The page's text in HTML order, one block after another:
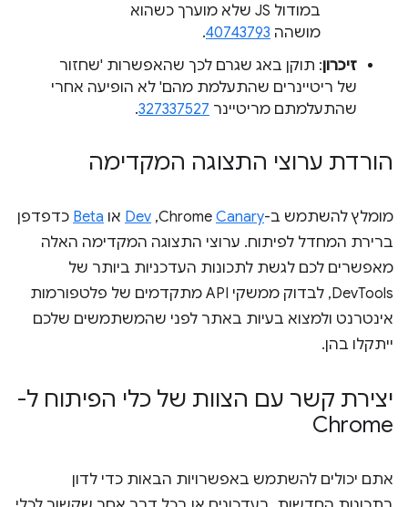
במודול JS שלא מוערך כשהוא
מושהה 40743793
.
זיכרון: תוקן באג שגרם לכך שהאפשרות 'שחזור
של ריטיינרים שהתעלמת מהם' לא הופיעה אחרי
שהתעלמתם מריטיינר 327337527
.
הורדת ערוצי התצוגה המקדימה
מומלץ להשתמש ב-ChromeCanary
,‏
Dev או Beta כדפדפן
ברירת המחדל לפיתוח. ערוצי התצוגה המקדימה האלה
מאפשרים לכם לגשת לתכונות העדכניות ביותר של
DevTools, לבדוק ממשקי API מתקדמים של פלטפורמות
אינטרנט ולמצוא בעיות באתר לפני שהמשתמשים שלכם
ייתקלו בהן.
יצירת קשר עם הצוות של כלי הפיתוח ל-
Chrome
אתם יכולים להשתמש באפשרויות הבאות כדי לדון